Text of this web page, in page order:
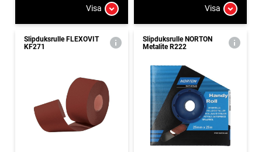
Visa Visa
Slipduksrulle FLEXOVIT
KF271
Slipduksrulle NORTON
Metalite R222